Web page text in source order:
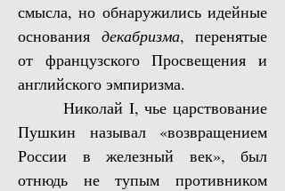
смысла, но обнаружились идейные
основания декабризма, перенятые
от французского Просвещения и
английского эмпиризма.
Николай I, чье царствование
Пушкин называл «возвращением
России в железный век», был
отнюдь не тупым противником